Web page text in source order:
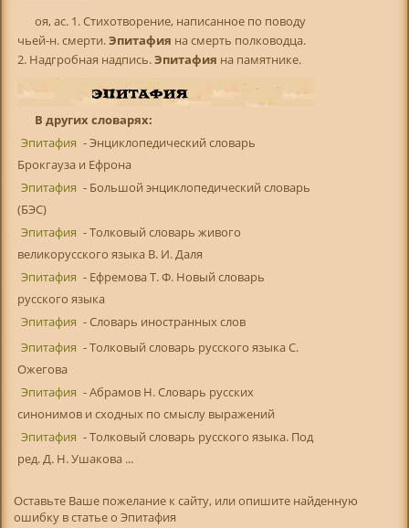
oя, ас. 1. Стихотворение, написанное по поводу
чьей-н. смерти.Эпитафия на смерть полководца.
2. Надгробная надпись.Эпитафия на памятнике.
В других словарях:
Эпитафия - Энциклопедический словарь
Брокгауза и Ефрона
Эпитафия - Большой энциклопедический словарь
(БЭС)
Эпитафия - Толковый словарь живого
великорусского языка В. И. Даля
Эпитафия - Ефремова Т. Ф. Новый словарь
русского языка
Эпитафия - Словарь иностранных слов
Эпитафия - Толковый словарь русского языка С.
Ожегова
Эпитафия - Абрамов Н. Словарь русских
синонимов и сходных по смыслу выражений
Эпитафия - Толковый словарь русского языка. Под
ред. Д. Н. Ушакова ...
Оставьте Ваше пожелание к сайту, или опишите найденную
ошибку в статье о Эпитафия